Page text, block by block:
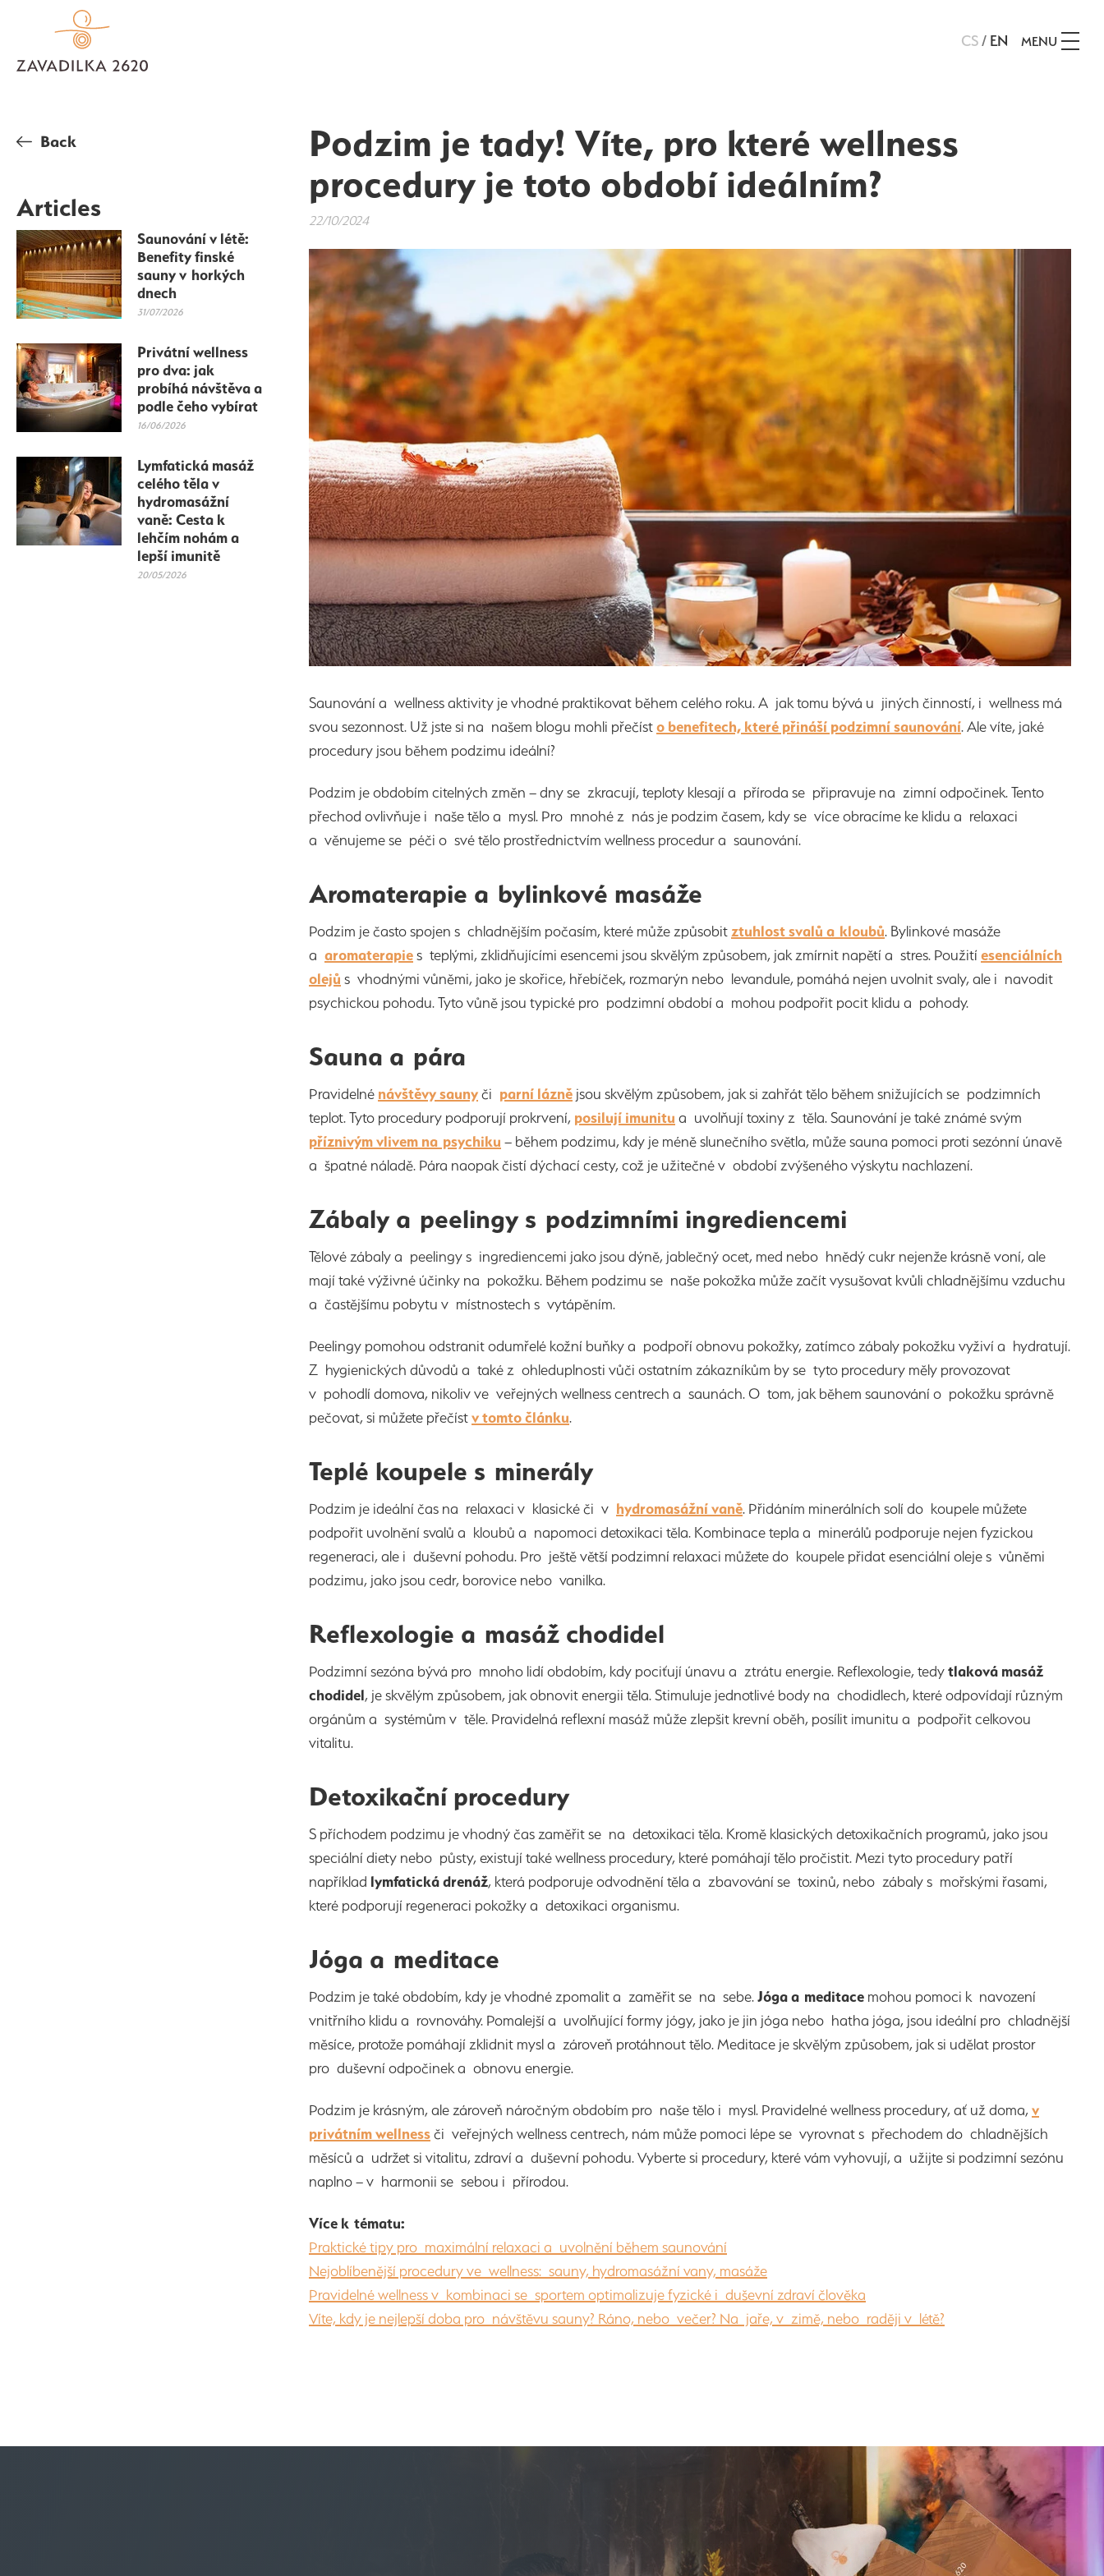
CS/ EN MENU
Back
Articles
Saunování v létě:
Benefity finské
sauny v horkých
dnech
31/07/2026
Privátní wellness
pro dva: jak
probíhá návštěva a
podle čeho vybírat
16/06/2026
Lymfatická masáž
celého těla v
hydromasážní
vaně: Cesta k
lehčím nohám a
lepší imunitě
20/05/2026
Podzim je tady! Víte, pro které wellness
procedury je toto období ideálním?
22/10/2024
Saunování a wellness aktivity je vhodné praktikovat během celého roku. A jak tomu bývá u jiných činností, i wellness má
svou sezonnost. Už jste si na našem blogu mohli přečísto benefitech, které přináší podzimní saunování. Ale víte, jaké
procedury jsou během podzimu ideální?
Podzim je obdobím citelných změn – dny se zkracují, teploty klesají a příroda se připravuje na zimní odpočinek. Tento
přechod ovlivňuje i naše tělo a mysl. Pro mnohé z nás je podzim časem, kdy se více obracíme ke klidu a relaxaci
a věnujeme se péči o své tělo prostřednictvím wellness procedur a saunování.
Aromaterapie a bylinkové masáže
Podzim je často spojen s chladnějším počasím, které může způsobit ztuhlost svalů a kloubů. Bylinkové masáže
a aromaterapies teplými, zklidňujícími esencemi jsou skvělým způsobem, jak zmírnit napětí a stres. Použití esenciálních
olejů s vhodnými vůněmi, jako je skořice, hřebíček, rozmarýn nebo levandule, pomáhá nejen uvolnit svaly, ale i navodit
psychickou pohodu. Tyto vůně jsou typické pro podzimní období a mohou podpořit pocit klidu a pohody.
Sauna a pára
Pravidelné návštěvy saunyči parní lázně jsou skvělým způsobem, jak si zahřát tělo během snižujících se podzimních
teplot. Tyto procedury podporují prokrvení, posilují imunitu a uvolňují toxiny z těla. Saunování je také známé svým
příznivým vlivem na psychiku – během podzimu, kdy je méně slunečního světla, může sauna pomoci proti sezónní únavě
a špatné náladě. Pára naopak čistí dýchací cesty, což je užitečné v období zvýšeného výskytu nachlazení.
Zábaly a peelingy s podzimními ingrediencemi
Tělové zábaly a peelingy s ingrediencemi jako jsou dýně, jablečný ocet, med nebo hnědý cukr nejenže krásně voní, ale
mají také výživné účinky na pokožku. Během podzimu se naše pokožka může začít vysušovat kvůli chladnějšímu vzduchu
a častějšímu pobytu v místnostech s vytápěním.
Peelingy pomohou odstranit odumřelé kožní buňky a podpoří obnovu pokožky, zatímco zábaly pokožku vyživí a hydratují.
Z hygienických důvodů a také z ohleduplnosti vůči ostatním zákazníkům by se tyto procedury měly provozovat
v pohodlí domova, nikoliv ve veřejných wellness centrech a saunách. O tom, jak během saunování o pokožku správně
pečovat, si můžete přečístv tomto článku.
Teplé koupele s minerály
Podzim je ideální čas na relaxaci v klasické či v hydromasážní vaně. Přidáním minerálních solí do koupele můžete
podpořit uvolnění svalů a kloubů a napomoci detoxikaci těla. Kombinace tepla a minerálů podporuje nejen fyzickou
regeneraci, ale i duševní pohodu. Pro ještě větší podzimní relaxaci můžete do koupele přidat esenciální oleje s vůněmi
podzimu, jako jsou cedr, borovice nebo vanilka.
Reflexologie a masáž chodidel
Podzimní sezóna bývá pro mnoho lidí obdobím, kdy pociťují únavu a ztrátu energie. Reflexologie, tedytlaková masáž
chodidel, je skvělým způsobem, jak obnovit energii těla. Stimuluje jednotlivé body na chodidlech, které odpovídají různým
orgánům a systémům v těle. Pravidelná reflexní masáž může zlepšit krevní oběh, posílit imunitu a podpořit celkovou
vitalitu.
Detoxikační procedury
S příchodem podzimu je vhodný čas zaměřit se na detoxikaci těla. Kromě klasických detoxikačních programů, jako jsou
speciální diety nebo půsty, existují také wellness procedury, které pomáhají tělo pročistit. Mezi tyto procedury patří
například lymfatická drenáž, která podporuje odvodnění těla a zbavování se toxinů, nebo zábaly s mořskými řasami,
které podporují regeneraci pokožky a detoxikaci organismu.
Jóga a meditace
Podzim je také obdobím, kdy je vhodné zpomalit a zaměřit se na sebe.Jóga a meditace mohou pomoci k navození
vnitřního klidu a rovnováhy. Pomalejší a uvolňující formy jógy, jako je jin jóga nebo hatha jóga, jsou ideální pro chladnější
měsíce, protože pomáhají zklidnit mysl a zároveň protáhnout tělo. Meditace je skvělým způsobem, jak si udělat prostor
pro duševní odpočinek a obnovu energie.
Podzim je krásným, ale zároveň náročným obdobím pro naše tělo i mysl. Pravidelné wellness procedury, ať už doma, v
privátním wellnessči veřejných wellness centrech, nám může pomoci lépe se vyrovnat s přechodem do chladnějších
měsíců a udržet si vitalitu, zdraví a duševní pohodu. Vyberte si procedury, které vám vyhovují, a užijte si podzimní sezónu
naplno – v harmonii se sebou i přírodou.
Více k tématu:
Praktické tipy pro maximální relaxaci a uvolnění během saunování
Nejoblíbenější procedury ve wellness: sauny, hydromasážní vany, masáže
Pravidelné wellness v kombinaci se sportem optimalizuje fyzické i duševní zdraví člověka
Víte, kdy je nejlepší doba pro návštěvu sauny? Ráno, nebo večer? Na jaře, v zimě, nebo raději v létě?